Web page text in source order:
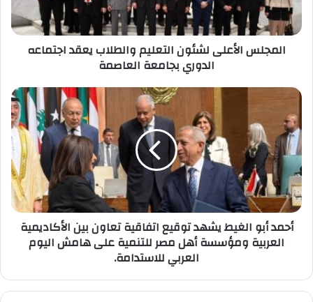
اجتماعه
الدوري
بجامعة
العاصمةالمجلس الأعلى لشئون التعليم والطلاب يعقد اجتماعه
الدوري بجامعة العاصمة
أحمد
الغيط
يشهد
توقيع
اتفاقية
تعاون
بين
الأكاديمية
العربية
ومؤسسة
للتنمية
أحمد أبو الغيط يشهد توقيع اتفاقية تعاون بين الأكاديمية
العربية ومؤسسة أهل مصر للتنمية على هامش اليوم
العربي للاستدامة.